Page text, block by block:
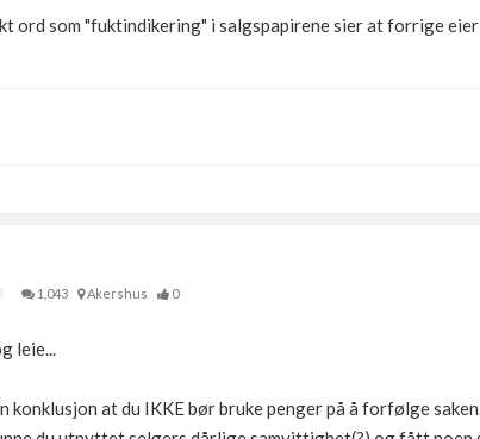
ord som "fuktindikering" i salgspapirene sier at forrige
1,043 Akershus 0
leie...
konklusjon at du IKKE bør bruke penger på å forfølge